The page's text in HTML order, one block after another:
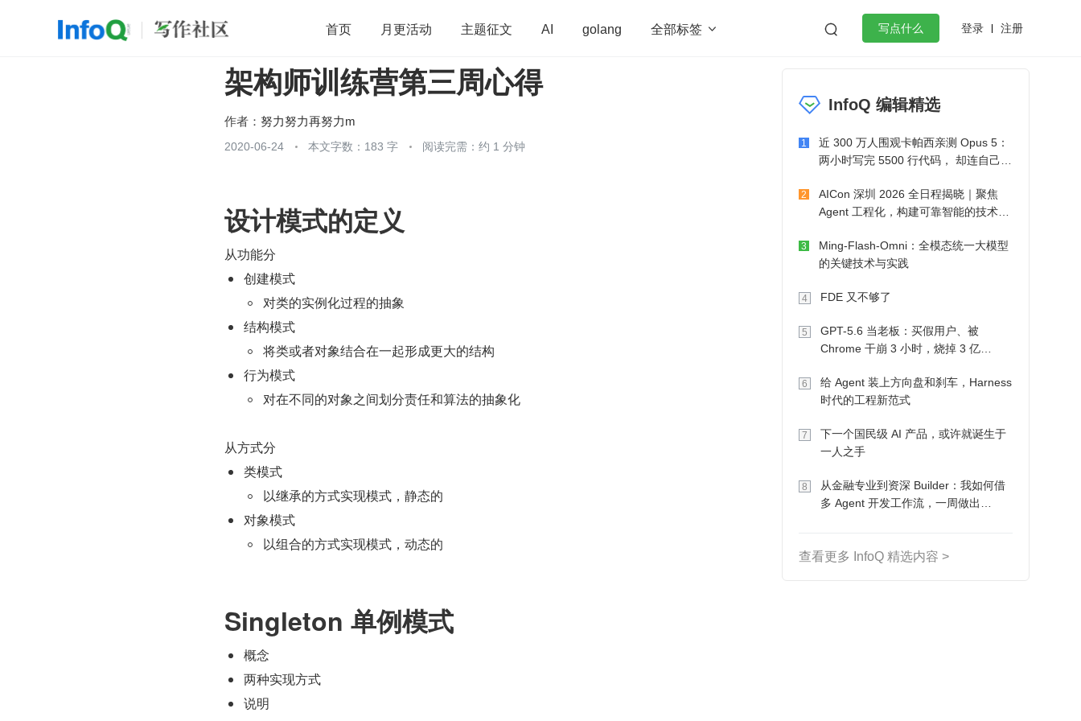
首页 月更活动 主题征文 AI golang 全部标签   写点什么 登录 注册
开源 架构 OpenHarmony 算法 学习方法
团队管理 微服务架构 flutter
架构师训练营第三周心得
作者： 努力努力再努力m
2020-06-24 本文字数：183 字 阅读完需：约 1 分钟
设计模式的定义
从功能分
创建模式
对类的实例化过程的抽象
结构模式
将类或者对象结合在一起形成更大的结构
行为模式
对在不同的对象之间划分责任和算法的抽象化
从方式分
类模式
以继承的方式实现模式，静态的
对象模式
以组合的方式实现模式，动态的
Singleton 单例模式
概念
两种实现方式
说明
InfoQ 编辑精选
1
近 300 万人围观卡帕西亲测 Opus 5：
两小时写完 5500 行代码， 却连自己写
2
AICon 深圳 2026 全日程揭晓｜聚焦
Agent 工程化，构建可靠智能的技术路
3
Ming-Flash-Omni：全模态统一大模型
的关键技术与实践
4 FDE 又不够了
5
GPT-5.6 当老板：买假用户、被
Chrome 干崩 3 小时，烧掉 3 亿
6
给 Agent 装上方向盘和刹车，Harness
时代的工程新范式
7
下一个国民级 AI 产品，或许就诞生于
一人之手
8
从金融专业到资深 Builder：我如何借
多 Agent 开发工作流，一周做出
查看更多 InfoQ 精选内容 >